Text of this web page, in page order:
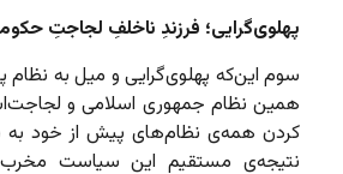
پهلوی‌گرایی؛ فرزندِ ناخلفِ لجاجتِ
سوم این‌که پهلوی‌گرایی و میل به
همین نظام جمهوری اسلامی و
کردن همه‌ی نظام‌های پیش از خود
نتیجه‌ی مستقیم این سیاست